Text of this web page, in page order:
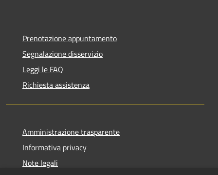
Prenotazione appuntamento
Segnalazione disservizio
Leggi le FAQ
Richiesta assistenza
Amministrazione trasparente
Informativa privacy
Note legali